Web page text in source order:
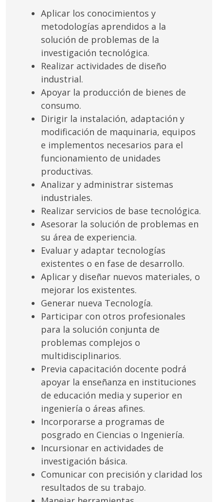
Aplicar los conocimientos y
metodologías aprendidos a la
solución de problemas de la
investigación tecnológica.
Realizar actividades de diseño
industrial.
Apoyar la producción de bienes de
consumo.
Dirigir la instalación, adaptación y
modificación de maquinaria, equipos
e implementos necesarios para el
funcionamiento de unidades
productivas.
Analizar y administrar sistemas
industriales.
Realizar servicios de base tecnológica.
Asesorar la solución de problemas en
su área de experiencia.
Evaluar y adaptar tecnologías
existentes o en fase de desarrollo.
Aplicar y diseñar nuevos materiales, o
mejorar los existentes.
Generar nueva Tecnología.
Participar con otros profesionales
para la solución conjunta de
problemas complejos o
multidisciplinarios.
Previa capacitación docente podrá
apoyar la enseñanza en instituciones
de educación media y superior en
ingeniería o áreas afines.
Incorporarse a programas de
posgrado en Ciencias o Ingeniería.
Incursionar en actividades de
investigación básica.
Comunicar con precisión y claridad los
resultados de su trabajo.